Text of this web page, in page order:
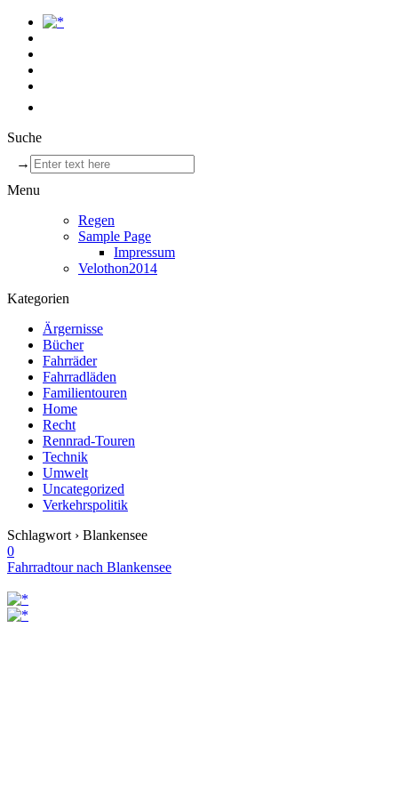
Suche
→
Menu
Regen
Sample Page
Impressum
Velothon2014
Kategorien
Ärgernisse
Bücher
Fahrräder
Fahrradläden
Familientouren
Home
Recht
Rennrad-Touren
Technik
Umwelt
Uncategorized
Verkehrspolitik
Schlagwort › Blankensee
0
Fahrradtour nach Blankensee